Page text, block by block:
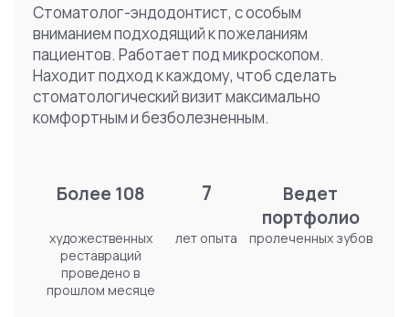
Стоматолог-эндодонтист, с особым
вниманием подходящий к пожеланиям
пациентов. Работает под микроскопом.
Находит подход к каждому, чтоб сделать
стоматологический визит максимально
комфортным и безболезненным.
Более 108 7
Ведет
портфолио
художественных
реставраций
проведено в
прошлом месяце
лет опыта пролеченных зубов